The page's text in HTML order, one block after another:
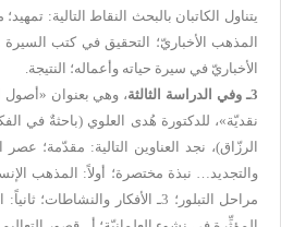
يتناول الكاتبان بالبحث النقاط التالية:
المذهب الأخباريّ؛ التحقيق في كتب السيرة
الأخباريّ في سيرة حياته وأعماله؛ النتيجة.
3ـ وفي الدراسة الثالثة
، وهي بعنوان «أصول
نقديّة»، للدكتورة هُدى العلوي (باحثةٌ في
الرزّاق)، نجد العناوين التالية: مقدّمة؛
والتجديد… نبذة مختصرة؛ أولاً: المذهب